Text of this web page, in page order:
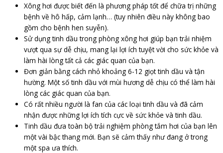
Xông hơi được biết đến là phương pháp tốt để chữa trị những
bệnh về hô hấp, cảm lạnh… (tuy nhiên điều này không bao
gồm cho bệnh hen suyễn).
Sử dụng tinh dầu trong phòng xông hơi giúp bạn trải nhiệm
vượt qua sự dễ chịu, mang lại lợi ích tuyệt vời cho sức khỏe và
làm hài lòng tất cả các giác quan của bạn.
Đơn giản bằng cách nhỏ khoảng 6-12 giọt tinh dầu và tận
hường. Một số tinh dầu với mùi hương dễ chịu có thể làm hài
lòng các giác quan của bạn.
Có rất nhiều người là fan của các loại tinh dầu và đã cảm
nhận được những lợi ích tích cực về sức khỏe và tinh dầu.
Tinh dầu đưa toàn bộ trải nghiệm phòng tắm hơi của bạn lên
một vài bậc thang mới. Bạn sẽ cảm thấy như đang ở trong
một spa ưa thích.